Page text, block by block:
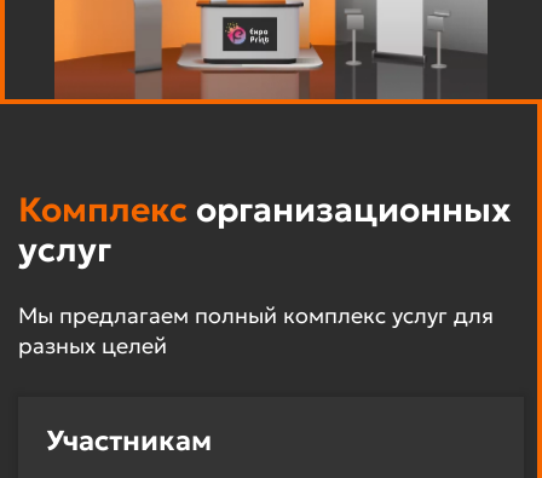
Комплекс организационных
услуг
Мы предлагаем полный комплекс услуг для
разных целей
Участникам